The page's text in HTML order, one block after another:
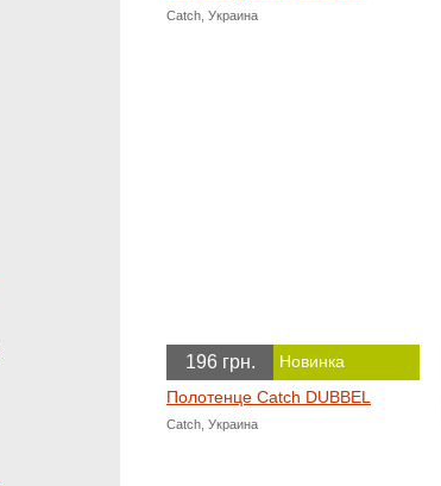
Catch, Украина
196 грн. Новинка
Полотенце Catch DUBBEL
Catch, Украина